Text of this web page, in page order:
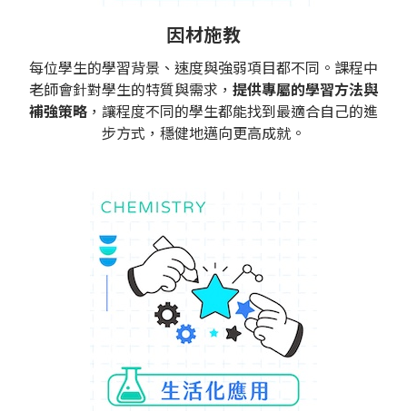
因材施教
每位學生的學習背景、速度與強弱項目都不同。課程中
老師會針對學生的特質與需求， 提供專屬的學習方法與
補強策略 ，讓程度不同的學生都能找到最適合自己的進
步方式，穩健地邁向更高成就。